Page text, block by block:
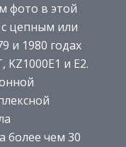
фото в этой
с цепным или
и 1980 годах
KZ1000E1 и E2.
более чем 30